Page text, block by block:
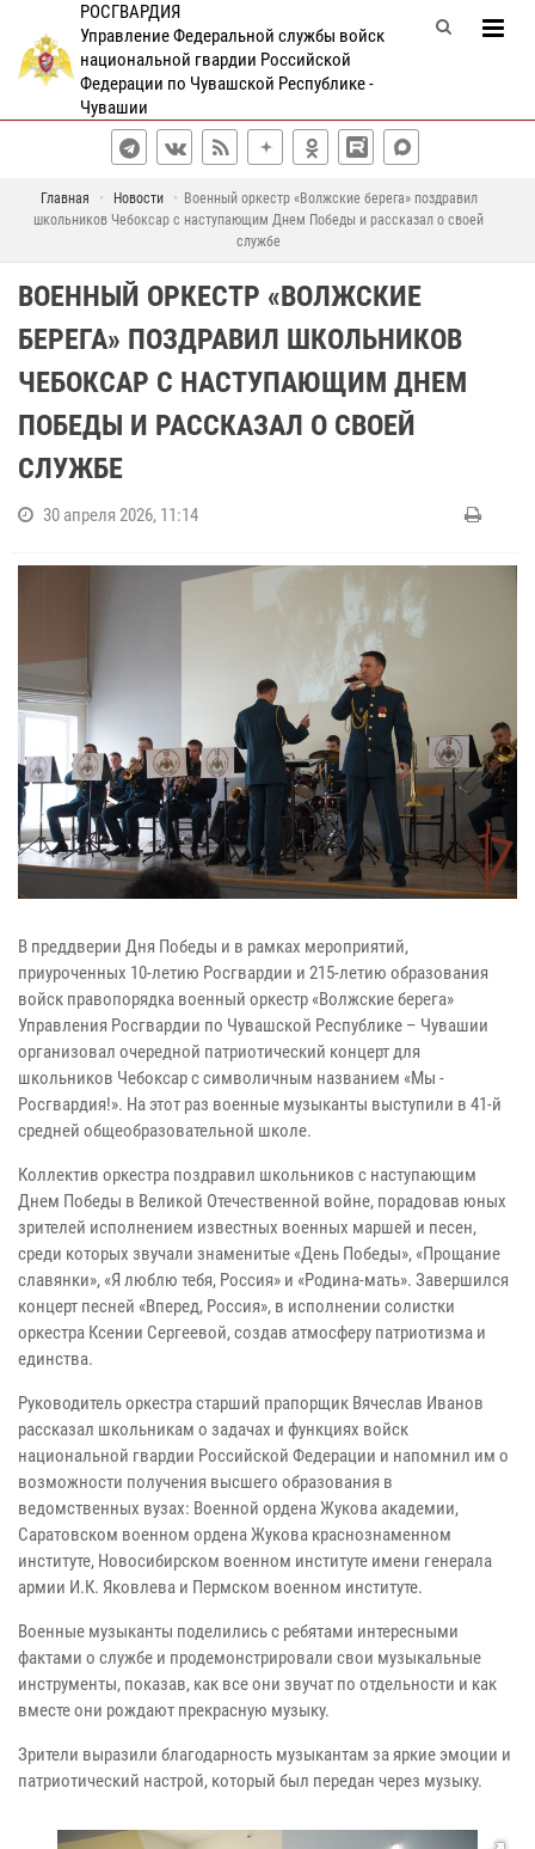
РОСГВАРДИЯ
Управление Федеральной службы войск
национальной гвардии Российской
Федерации по Чувашской Республике -
Чувашии
Главная Новости
Военный оркестр «Волжские берега» поздравил
школьников Чебоксар с наступающим Днем Победы и рассказал о своей
службе
ВОЕННЫЙ ОРКЕСТР «ВОЛЖСКИЕ
БЕРЕГА» ПОЗДРАВИЛ ШКОЛЬНИКОВ
ЧЕБОКСАР С НАСТУПАЮЩИМ ДНЕМ
ПОБЕДЫ И РАССКАЗАЛ О СВОЕЙ
СЛУЖБЕ
30 апреля 2026, 11:14
В преддверии Дня Победы и в рамках мероприятий,
приуроченных 10-летию Росгвардии и 215-летию образования
войск правопорядка военный оркестр «Волжские берега»
Управления Росгвардии по Чувашской Республике – Чувашии
организовал очередной патриотический концерт для
школьников Чебоксар с символичным названием «Мы -
Росгвардия!». На этот раз военные музыканты выступили в 41-й
средней общеобразовательной школе.
Коллектив оркестра поздравил школьников с наступающим
Днем Победы в Великой Отечественной войне, порадовав юных
зрителей исполнением известных военных маршей и песен,
среди которых звучали знаменитые «День Победы», «Прощание
славянки», «Я люблю тебя, Россия» и «Родина-мать». Завершился
концерт песней «Вперед, Россия», в исполнении солистки
оркестра Ксении Сергеевой, создав атмосферу патриотизма и
единства.
Руководитель оркестра старший прапорщик Вячеслав Иванов
рассказал школьникам о задачах и функциях войск
национальной гвардии Российской Федерации и напомнил им о
возможности получения высшего образования в
ведомственных вузах: Военной ордена Жукова академии,
Саратовском военном ордена Жукова краснознаменном
институте, Новосибирском военном институте имени генерала
армии И.К. Яковлева и Пермском военном институте.
Военные музыканты поделились с ребятами интересными
фактами о службе и продемонстрировали свои музыкальные
инструменты, показав, как все они звучат по отдельности и как
вместе они рождают прекрасную музыку.
Зрители выразили благодарность музыкантам за яркие эмоции и
патриотический настрой, который был передан через музыку.